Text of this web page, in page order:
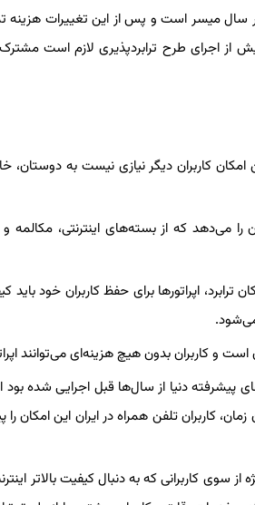
در سال میسر است و پس از این تغییرات
اجرای طرح ترابردپذیری لازم است مشترک
امکان کاربران دیگر نیازی نیست به
را می‌دهد که از بسته‌های اینترنتی،
ترابرد، اپراتورها برای حفظ کاربران خود
است و کاربران بدون هیچ هزینه‌ای می‌توانند
کاربران تلفن همراه در ایران این امکان را
از سوی کاربرانی که به دنبال کیفیت